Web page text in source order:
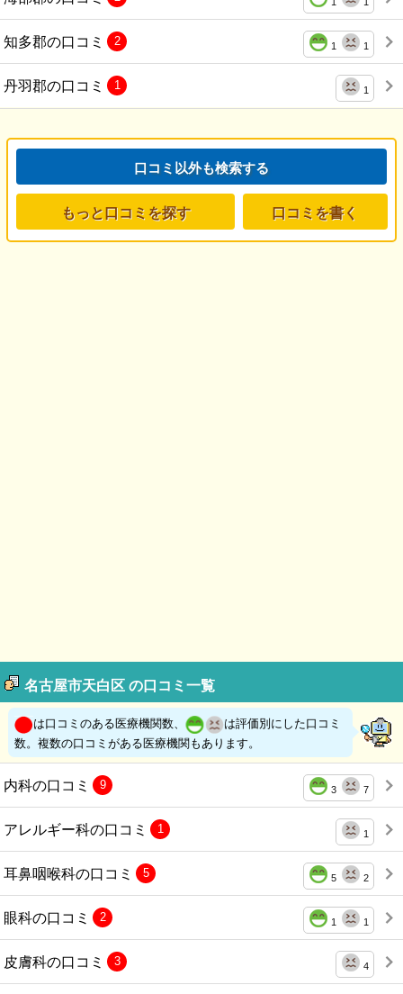
知多郡の口コミ 1 1
2
丹羽郡の口コミ 1
1
口コミ以外も検索する
もっと口コミを探す 口コミを書く
名古屋市天白区 の口コミ一覧
は口コミのある医療機関数、
は評価別にした口コミ
数。複数の口コミがある医療機関もあります。
内科の口コミ 3 7
9
アレルギー科の口コミ 1
1
耳鼻咽喉科の口コミ 5 2
5
眼科の口コミ 1 1
2
皮膚科の口コミ 4
3